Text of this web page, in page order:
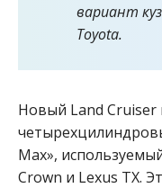
вариант
Toyota.
Новый Land Cruiser
Max»,
Crown и Lexus TX.